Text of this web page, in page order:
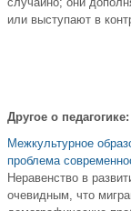
или выступают в
Другое о педагогике:
Межкультурное
проблема
Неравенство в
очевидным, что